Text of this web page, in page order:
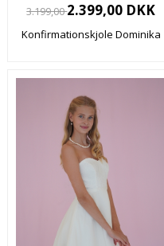
3.199,002.399,00 DKK
Konfirmationskjole Dominika